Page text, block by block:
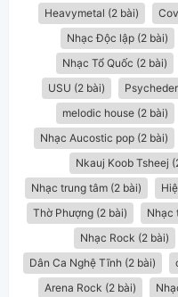
Heavymetal (2 bài)
Nhạc Độc lập (2 bài)
Nhạc Tổ Quốc (2 bài)
USU (2 bài)
melodic house (2 bài)
Nhạc Aucostic pop (2 bài)
Nkauj Koob Tsheej
Nhạc trung tâm (2 bài)
Thờ Phượng (2 bài)
Nhạc
Nhạc Rock (2 bài)
Dân Ca Nghệ Tĩnh (2 bài)
Arena Rock (2 bài)